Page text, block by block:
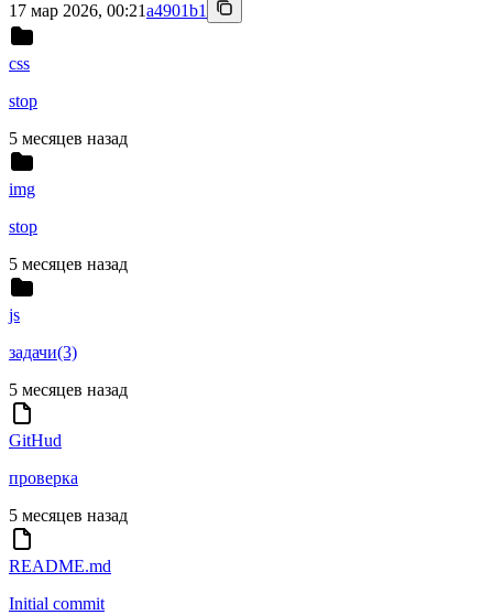
17 мар 2026, 00:21a4901b1
css
stop
5 месяцев назад
img
stop
5 месяцев назад
js
задачи(3)
5 месяцев назад
GitHud
проверка
5 месяцев назад
README.md
Initial commit